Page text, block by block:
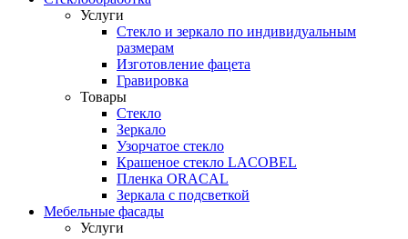
Услуги
Стекло и зеркало по индивидуальным
размерам
Изготовление фацета
Гравировка
Товары
Стекло
Зеркало
Узорчатое стекло
Крашеное стекло LACOBEL
Пленка ORACAL
Зеркала с подсветкой
Мебельные фасады
Услуги